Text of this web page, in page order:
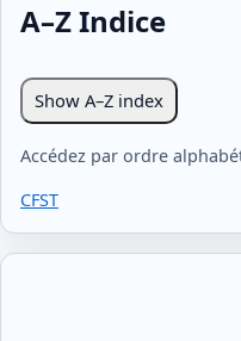
A–Z Indice
Show A–Z index
Accédez par ordre
CFST